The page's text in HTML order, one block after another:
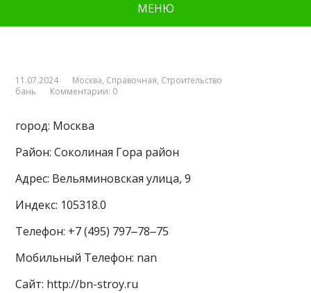
МЕНЮ
11.07.2024 Москва, Справочная, Строительство
бань
Комментарии: 0
город: Москва
Район: Соколиная Гора район
Адрес: Вельяминовская улица, 9
Индекс: 105318.0
Телефон: +7 (495) 797‒78‒75
Мобильный Телефон: nan
Сайт: http://bn-stroy.ru